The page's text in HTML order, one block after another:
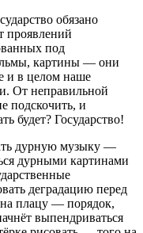
обязано
проявлений
под
картины — они
и в целом наше
От неправильной
подскочить, и
будет? Государство!
дурную музыку —
дурными картинами
деградацию перед
плацу — порядок,
выпендриваться